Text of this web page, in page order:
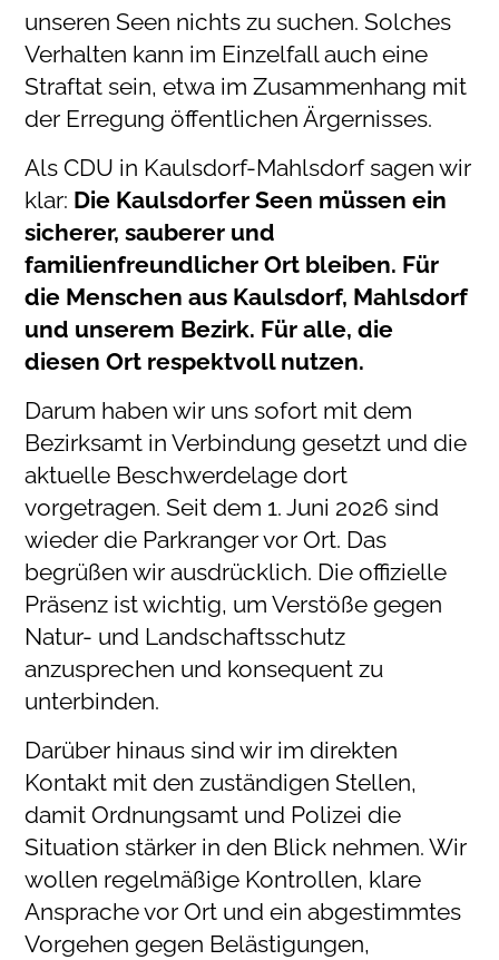
unseren Seen nichts zu suchen. Solches
Verhalten kann im Einzelfall auch eine
Straftat sein, etwa im Zusammenhang mit
der Erregung öffentlichen Ärgernisses.
Als CDU in Kaulsdorf-Mahlsdorf sagen wir
klar: Die Kaulsdorfer Seen müssen ein
sicherer, sauberer und
familienfreundlicher Ort bleiben. Für
die Menschen aus Kaulsdorf, Mahlsdorf
und unserem Bezirk. Für alle, die
diesen Ort respektvoll nutzen.
Darum haben wir uns sofort mit dem
Bezirksamt in Verbindung gesetzt und die
aktuelle Beschwerdelage dort
vorgetragen. Seit dem 1. Juni 2026 sind
wieder die Parkranger vor Ort. Das
begrüßen wir ausdrücklich. Die offizielle
Präsenz ist wichtig, um Verstöße gegen
Natur- und Landschaftsschutz
anzusprechen und konsequent zu
unterbinden.
Darüber hinaus sind wir im direkten
Kontakt mit den zuständigen Stellen,
damit Ordnungsamt und Polizei die
Situation stärker in den Blick nehmen. Wir
wollen regelmäßige Kontrollen, klare
Ansprache vor Ort und ein abgestimmtes
Vorgehen gegen Belästigungen,